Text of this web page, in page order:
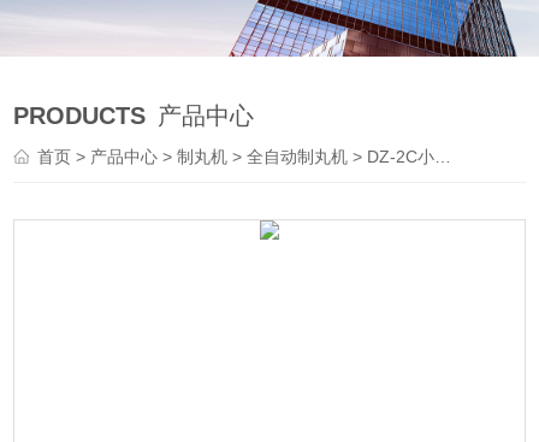
PRODUCTS 产品中心
首页> 产品中心 >制丸机 >全自动制丸机 > DZ-2C小型全自动制丸机